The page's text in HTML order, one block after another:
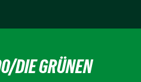
DIE GRÜNEN